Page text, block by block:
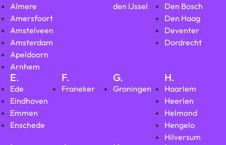
Almere
Amersfoort
Amstelveen
Amsterdam
Apeldoorn
Arnhem
den IJssel
Den Bosch
Den Haag
Deventer
Dordrecht
E.
Ede
Eindhoven
Emmen
Enschede
F.
Franeker
G.
Groningen
H.
Haarlem
Heerlen
Helmond
Hengelo
Hilversum